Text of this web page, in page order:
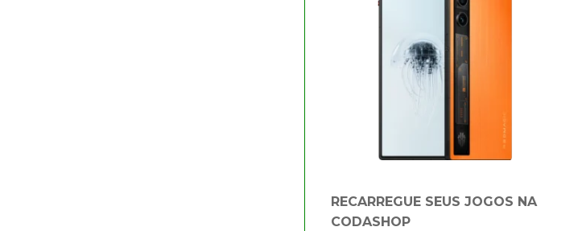
RECARREGUE SEUS JOGOS NA
CODASHOP